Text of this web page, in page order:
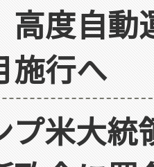
高度自
施行へ
プ米大